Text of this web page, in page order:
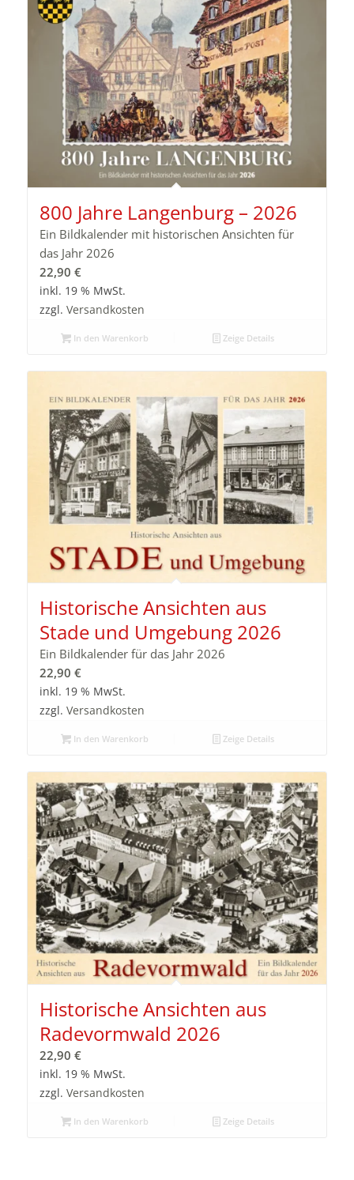
800 Jahre Langenburg – 2026
Ein Bildkalender mit historischen Ansichten für
das Jahr 2026
22,90 €
inkl. 19 % MwSt.
zzgl. Versandkosten
In den Warenkorb Zeige Details
Historische Ansichten aus
Stade und Umgebung 2026
Ein Bildkalender für das Jahr 2026
22,90 €
inkl. 19 % MwSt.
zzgl. Versandkosten
In den Warenkorb Zeige Details
Historische Ansichten aus
Radevormwald 2026
22,90 €
inkl. 19 % MwSt.
zzgl. Versandkosten
In den Warenkorb Zeige Details